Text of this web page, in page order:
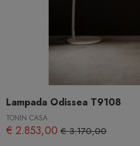
Lampada Odissea T9108
TONIN CASA
€ 2.853,00 € 3.170,00